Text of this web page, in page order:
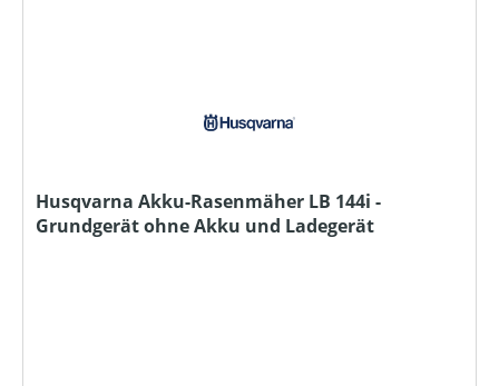
Husqvarna Akku-Rasenmäher LB 144i -
Grundgerät ohne Akku und Ladegerät